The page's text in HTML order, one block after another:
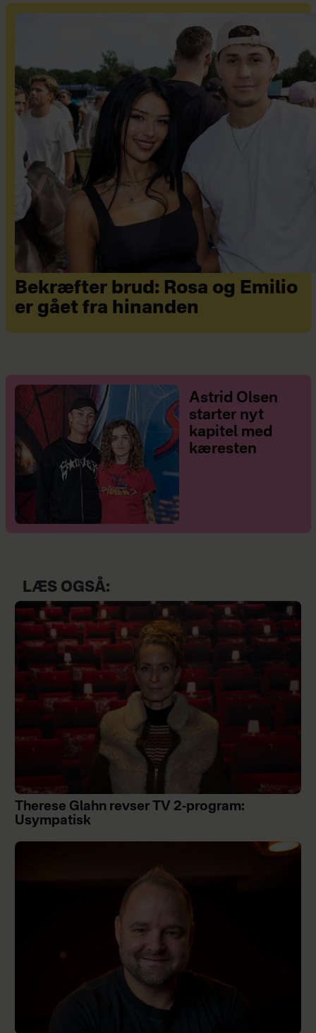
Bekræfter brud: Rosa og Emilio
er gået fra hinanden
Astrid Olsen
starter nyt
kapitel med
kæresten
LÆS OGSÅ:
Therese Glahn revser TV 2-program:
Usympatisk